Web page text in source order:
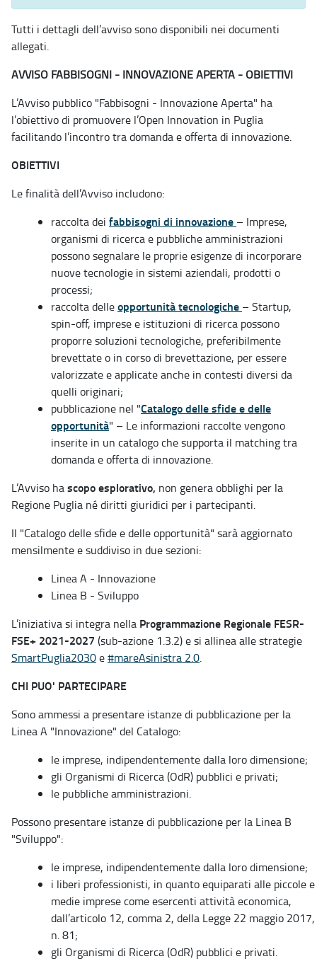
Tutti i dettagli dell’avviso sono disponibili nei documenti
allegati.
AVVISO FABBISOGNI - INNOVAZIONE APERTA - OBIETTIVI
L’Avviso pubblico "Fabbisogni - Innovazione Aperta" ha
l’obiettivo di promuovere l’Open Innovation in Puglia
facilitando l’incontro tra domanda e offerta di innovazione.
OBIETTIVI
Le finalità dell’Avviso includono:
raccolta dei fabbisogni di innovazione – Imprese,
organismi di ricerca e pubbliche amministrazioni
possono segnalare le proprie esigenze di incorporare
nuove tecnologie in sistemi aziendali, prodotti o
processi;
raccolta delleopportunità tecnologiche – Startup,
spin-off, imprese e istituzioni di ricerca possono
proporre soluzioni tecnologiche, preferibilmente
brevettate o in corso di brevettazione, per essere
valorizzate e applicate anche in contesti diversi da
quelli originari;
pubblicazione nel "Catalogo delle sfide e delle
opportunità" – Le informazioni raccolte vengono
inserite in un catalogo che supporta il matching tra
domanda e offerta di innovazione.
L’Avviso hascopo esplorativo, non genera obblighi per la
Regione Puglia né diritti giuridici per i partecipanti.
Il "Catalogo delle sfide e delle opportunità" sarà aggiornato
mensilmente e suddiviso in due sezioni:
Linea A - Innovazione
Linea B - Sviluppo
L’iniziativa si integra nella Programmazione Regionale FESR-
FSE+ 2021-2027 (sub-azione 1.3.2) e si allinea alle strategie
SmartPuglia2030e#mareAsinistra 2.0.
CHI PUO' PARTECIPARE
Sono ammessi a presentare istanze di pubblicazione per la
Linea A "Innovazione" del Catalogo:
le imprese, indipendentemente dalla loro dimensione;
gli Organismi di Ricerca (OdR) pubblici e privati;
le pubbliche amministrazioni.
Possono presentare istanze di pubblicazione per la Linea B
"Sviluppo":
le imprese, indipendentemente dalla loro dimensione;
i liberi professionisti, in quanto equiparati alle piccole e
medie imprese come esercenti attività economica,
dall’articolo 12, comma 2, della Legge 22 maggio 2017,
n. 81;
gli Organismi di Ricerca (OdR) pubblici e privati.